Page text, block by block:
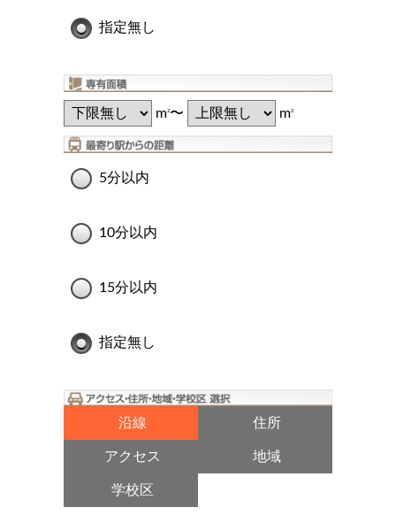
指定無し
m2〜 m2
5分以内
10分以内
15分以内
指定無し
沿線 住所
アクセス 地域
学校区